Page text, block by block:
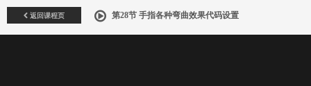
返回课程页 第28节 手指各种弯曲效果代码设置